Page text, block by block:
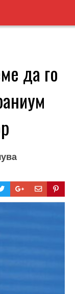
да го